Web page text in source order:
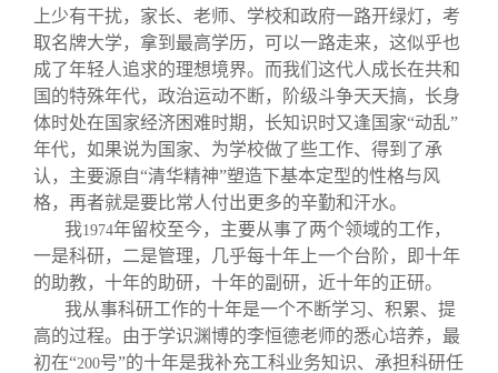
上少有干扰，家长、老师、学校和政府一路开绿灯，考
取名牌大学，拿到最高学历，可以一路走来，这似乎也
成了年轻人追求的理想境界。而我们这代人成长在共和
国的特殊年代，政治运动不断，阶级斗争天天搞，长身
体时处在国家经济困难时期，长知识时又逢国家“动乱”
年代，如果说为国家、为学校做了些工作、得到了承
认，主要源自“清华精神”塑造下基本定型的性格与风
格，再者就是要比常人付出更多的辛勤和汗水。
我1974年留校至今，主要从事了两个领域的工作，
一是科研，二是管理，几乎每十年上一个台阶，即十年
的助教，十年的助研，十年的副研，近十年的正研。
我从事科研工作的十年是一个不断学习、积累、提
高的过程。由于学识渊博的李恒德老师的悉心培养，最
初在“200号”的十年是我补充工科业务知识、承担科研任